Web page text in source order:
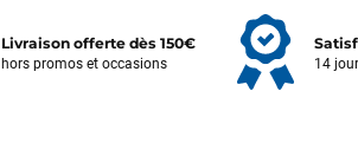
Livraison offerte dès 150€
hors promos et occasions 14